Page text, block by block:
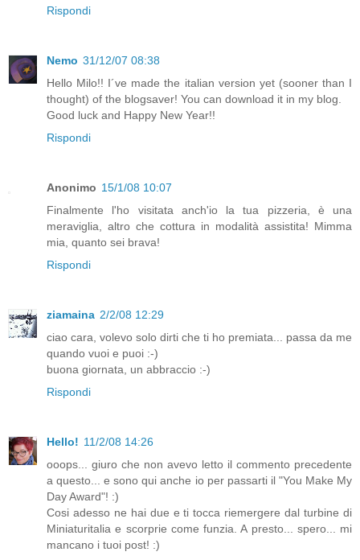
Rispondi
Nemo 31/12/07 08:38
Hello Milo!! I´ve made the italian version yet (sooner than I
thought) of the blogsaver! You can download it in my blog.
Good luck and Happy New Year!!
Rispondi
Anonimo 15/1/08 10:07
Finalmente l'ho visitata anch'io la tua pizzeria, è una
meraviglia, altro che cottura in modalità assistita! Mimma
mia, quanto sei brava!
Rispondi
ziamaina 2/2/08 12:29
ciao cara, volevo solo dirti che ti ho premiata... passa da me
quando vuoi e puoi :-)
buona giornata, un abbraccio :-)
Rispondi
Hello! 11/2/08 14:26
ooops... giuro che non avevo letto il commento precedente
a questo... e sono qui anche io per passarti il "You Make My
Day Award"! :)
Cosi adesso ne hai due e ti tocca riemergere dal turbine di
Miniaturitalia e scorprie come funzia. A presto... spero... mi
mancano i tuoi post! :)